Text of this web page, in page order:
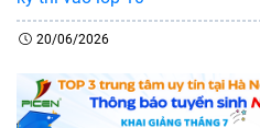
20/06/2026